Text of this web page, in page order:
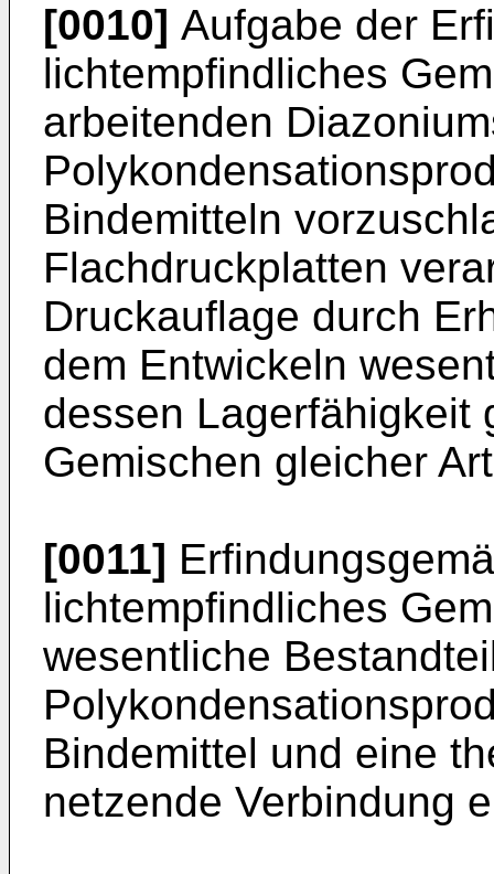
[0010] Aufgabe der
lichtempfindliches
arbeitenden
Bindemit­teln
Flachdruckplatten
Druckauflage durch
dem Entwickeln
dessen Lagerfähigkeit
Gemischen gleicher
[0011]
lichtempfindliches
wesentliche
Bindemittel und eine
netzende Verbindung